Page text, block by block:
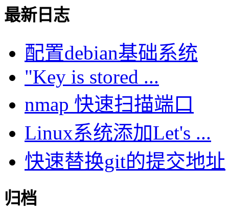
最新日志
配置debian基础系统
"Key is stored ...
nmap 快速扫描端口
Linux系统添加Let's ...
快速替换git的提交地址
归档